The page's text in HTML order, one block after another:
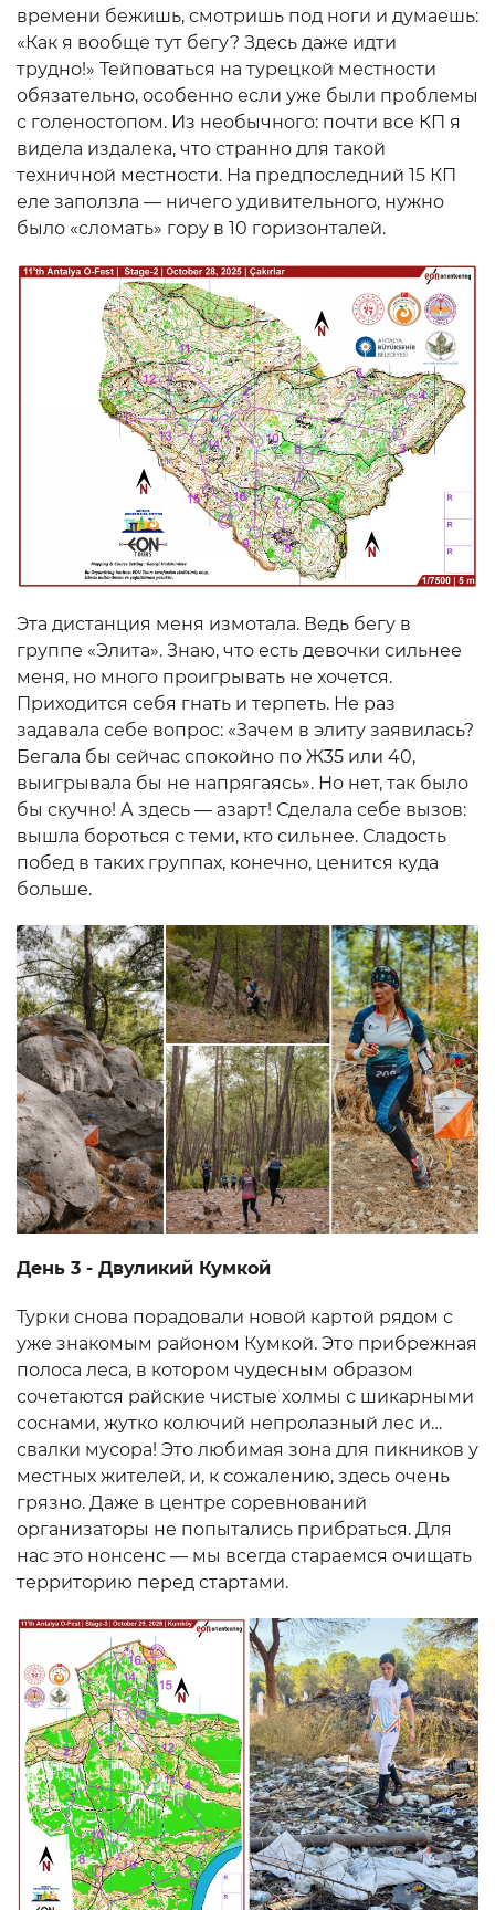
времени бежишь, смотришь под ноги и думаешь:
«Как я вообще тут бегу? Здесь даже идти
трудно!» Тейповаться на турецкой местности
обязательно, особенно если уже были проблемы
с голеностопом. Из необычного: почти все КП я
видела издалека, что странно для такой
техничной местности. На предпоследний 15 КП
еле заползла — ничего удивительного, нужно
было «сломать» гору в 10 горизонталей.
Эта дистанция меня измотала. Ведь бегу в
группе «Элита». Знаю, что есть девочки сильнее
меня, но много проигрывать не хочется.
Приходится себя гнать и терпеть. Не раз
задавала себе вопрос: «Зачем в элиту заявилась?
Бегала бы сейчас спокойно по Ж35 или 40,
выигрывала бы не напрягаясь». Но нет, так было
бы скучно! А здесь — азарт! Сделала себе вызов:
вышла бороться с теми, кто сильнее. Сладость
побед в таких группах, конечно, ценится куда
больше.
День 3 - Двуликий Кумкой
Турки снова порадовали новой картой рядом с
уже знакомым районом Кумкой. Это прибрежная
полоса леса, в котором чудесным образом
сочетаются райские чистые холмы с шикарными
соснами, жутко колючий непролазный лес и…
свалки мусора! Это любимая зона для пикников у
местных жителей, и, к сожалению, здесь очень
грязно. Даже в центре соревнований
организаторы не попытались прибраться. Для
нас это нонсенс — мы всегда стараемся очищать
территорию перед стартами.